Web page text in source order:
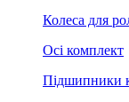
Колеса для
Осі комплект
Підшипники